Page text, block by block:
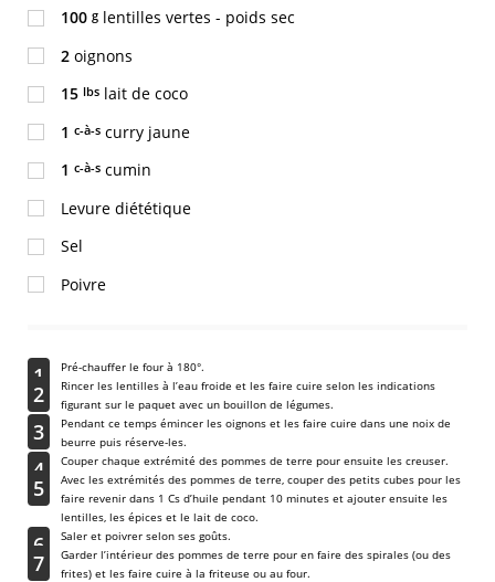
100 g lentilles vertes - poids sec
2 oignons
15 lbs lait de coco
1 c-à-s curry jaune
1 c-à-s cumin
Levure diététique
Sel
Poivre
1 Pré-chauffer le four à 180°.
2
Rincer les lentilles à l’eau froide et les faire cuire selon les indications
figurant sur le paquet avec un bouillon de légumes.
3
Pendant ce temps émincer les oignons et les faire cuire dans une noix de
beurre puis réserve-les.
4 Couper chaque extrémité des pommes de terre pour ensuite les creuser.
5
Avec les extrémités des pommes de terre, couper des petits cubes pour les
faire revenir dans 1 Cs d’huile pendant 10 minutes et ajouter ensuite les
lentilles, les épices et le lait de coco.
6 Saler et poivrer selon ses goûts.
7
Garder l’intérieur des pommes de terre pour en faire des spirales (ou des
frites) et les faire cuire à la friteuse ou au four.